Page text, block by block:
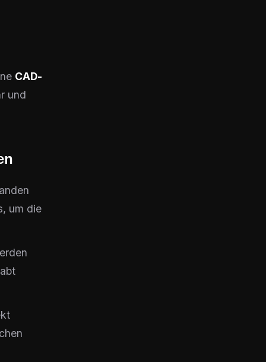
CAD-
und
um die